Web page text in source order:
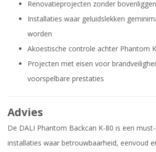
Renovatieprojecten zonder
Installaties waar geluidslekken
worden
Akoestische controle achter Phantom
Projecten met eisen voor
voorspelbare prestaties
Advies
De DALI Phantom Backcan K-80 is een
installaties waar betrouwbaarheid, eenvoud